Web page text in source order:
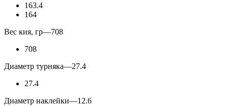
163.4
164
Вес кия, гр—708
708
Диаметр турняка—27.4
27.4
Диаметр наклейки—12.6